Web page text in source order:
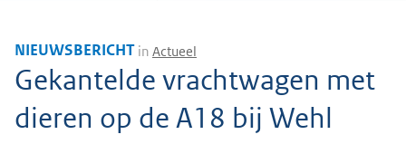
NIEUWSBERICHT in Actueel
Gekantelde vrachtwagen met
dieren op de A18 bij Wehl